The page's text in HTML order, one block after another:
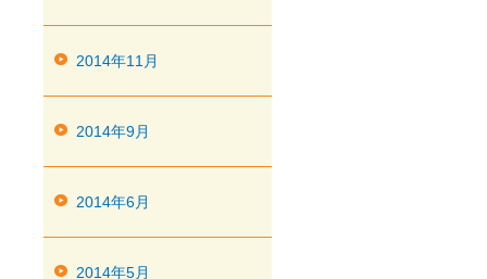
2014年11月
2014年9月
2014年6月
2014年5月